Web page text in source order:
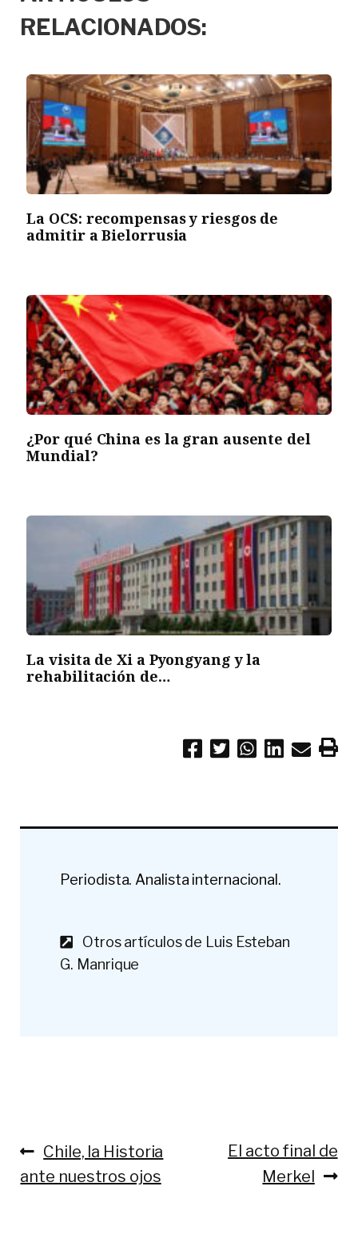
RELACIONADOS:
La OCS: recompensas y riesgos de
admitir a Bielorrusia
¿Por qué China es la gran ausente del
Mundial?
La visita de Xi a Pyongyang y la
rehabilitación de…
Periodista. Analista internacional.
Otros artículos de Luis Esteban
G. Manrique
Navegación
de
Anterior:
Chile, la Historia
ante nuestros ojos
Siguiente:
El acto final de
Merkel